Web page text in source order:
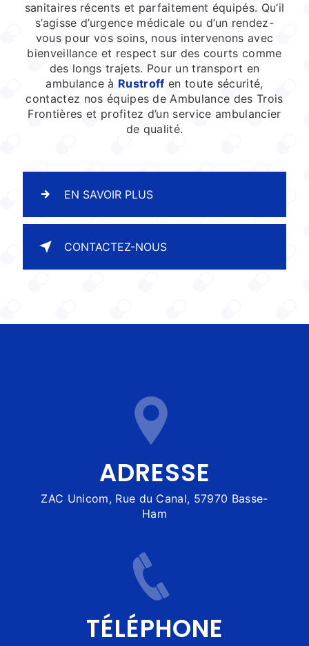
sanitaires récents et parfaitement équipés. Qu’il
s’agisse d’urgence médicale ou d’un rendez-
vous pour vos soins, nous intervenons avec
bienveillance et respect sur des courts comme
des longs trajets. Pour un transport en
ambulance à Rustroff en toute sécurité,
contactez nos équipes de Ambulance des Trois
Frontières et profitez d’un service ambulancier
de qualité.
EN SAVOIR PLUS
CONTACTEZ-NOUS
ADRESSE
ZAC Unicom, Rue du Canal, 57970 Basse-
Ham
TÉLÉPHONE